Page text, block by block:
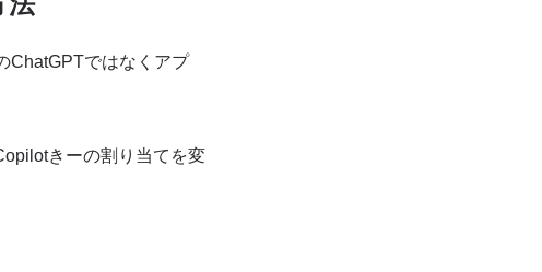
ChatGPTではなくアプ
きーの割り当てを変